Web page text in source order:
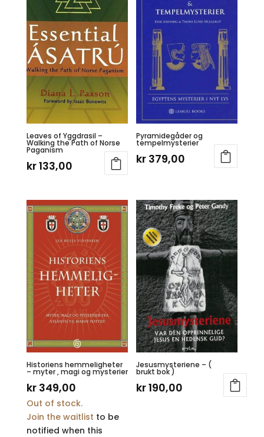
Leaves of Yggdrasil –
Walking the Path of Norse
Paganism
kr133,00
Pyramidegåder og
tempelmysterier
kr 379,00
Historiens hemmeligheter
– myter , magi og mysterier
kr349,00
Out of stock.
Join the waitlist to be
notified when this
Jesusmysteriene – (
brukt bok )
kr190,00